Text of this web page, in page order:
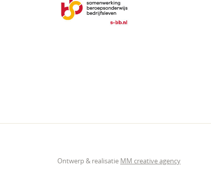
Ontwerp & realisatie MM creative agency